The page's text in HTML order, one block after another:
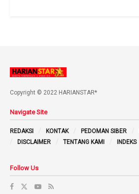
Copyright © 2022 HARIANSTAR*
Navigate Site
REDAKSI KONTAK PEDOMAN SIBER
DISCLAIMER
TENTANG KAMI INDEKS
Follow Us